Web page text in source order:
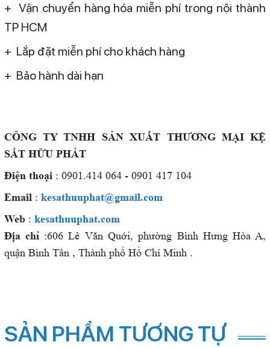
+ Vận chuyển hàng hóa miễn phí trong nội thành
TP HCM
+ Lắp đặt miễn phí cho khách hàng
+ Bảo hành dài hạn
CÔNG TY TNHH SẢN XUẤT THƯƠNG MẠI KỆ
SẮT HỮU PHÁT
Điện thoại: 0901.414 064 - 0901 417 104
Email: kesathuuphat@gmail.com
Web : kesathuuphat.com
Địa chỉ :606 Lê Văn Quới, phường Bình Hưng Hòa A,
quận Bình Tân , Thành phố Hồ Chí Minh .
SẢN PHẨM TƯƠNG TỰ